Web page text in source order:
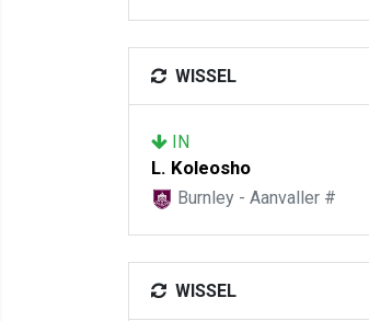
WISSEL
IN
L. Koleosho
Burnley - Aanvaller #
WISSEL